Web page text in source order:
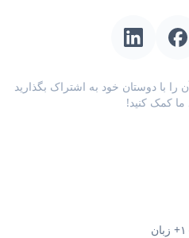
را با دوستان خود به اشتراک بگذارید
کمک کنید!